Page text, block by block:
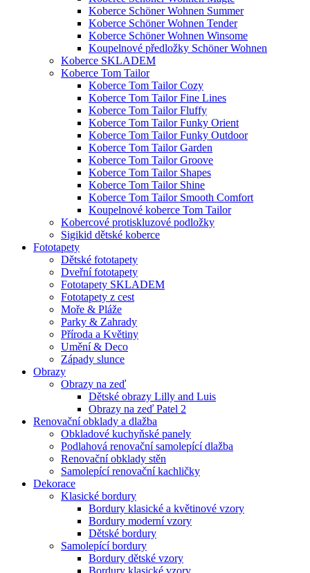
Koberce Schöner Wohnen Summer
Koberce Schöner Wohnen Tender
Koberce Schöner Wohnen Winsome
Koupelnové předložky Schöner Wohnen
Koberce SKLADEM
Koberce Tom Tailor
Koberce Tom Tailor Cozy
Koberce Tom Tailor Fine Lines
Koberce Tom Tailor Fluffy
Koberce Tom Tailor Funky Orient
Koberce Tom Tailor Funky Outdoor
Koberce Tom Tailor Garden
Koberce Tom Tailor Groove
Koberce Tom Tailor Shapes
Koberce Tom Tailor Shine
Koberce Tom Tailor Smooth Comfort
Koupelnové koberce Tom Tailor
Kobercové protiskluzové podložky
Sigikid dětské koberce
Fototapety
Dětské fototapety
Dveřní fototapety
Fototapety SKLADEM
Fototapety z cest
Moře & Pláže
Parky & Zahrady
Příroda a Květiny
Umění & Deco
Západy slunce
Obrazy
Obrazy na zeď
Dětské obrazy Lilly and Luis
Obrazy na zeď Patel 2
Renovační obklady a dlažba
Obkladové kuchyňské panely
Podlahová renovační samolepící dlažba
Renovační obklady stěn
Samolepící renovační kachličky
Dekorace
Klasické bordury
Bordury klasické a květinové vzory
Bordury moderní vzory
Dětské bordury
Samolepící bordury
Bordury dětské vzory
Bordury klasické vzory